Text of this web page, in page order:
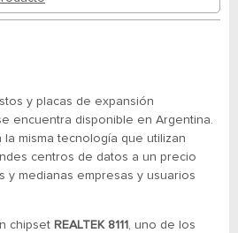
y placas de expansión
encuentra disponible en Argentina.
misma tecnología que utilizan
centros de datos a un precio
y medianas empresas y usuarios
chipset REALTEK 8111 , uno de los